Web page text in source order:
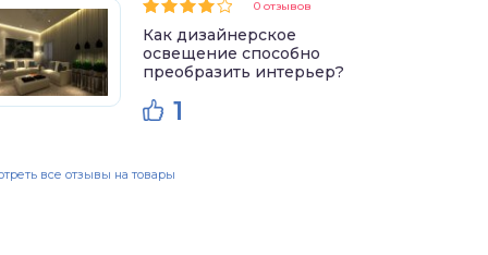
0 отзывов
Как дизайнерское
освещение способно
преобразить интерьер?
1
все отзывы на товары